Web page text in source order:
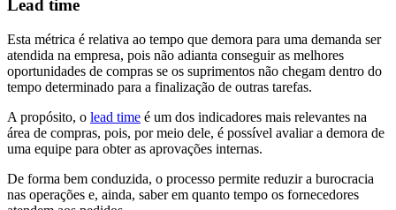
Lead time
Esta métrica é relativa ao tempo que demora para uma demanda ser
atendida na empresa, pois não adianta conseguir as melhores
oportunidades de compras se os suprimentos não chegam dentro do
tempo determinado para a finalização de outras tarefas.
A propósito, o lead time é um dos indicadores mais relevantes na
área de compras, pois, por meio dele, é possível avaliar a demora de
uma equipe para obter as aprovações internas.
De forma bem conduzida, o processo permite reduzir a burocracia
nas operações e, ainda, saber em quanto tempo os fornecedores